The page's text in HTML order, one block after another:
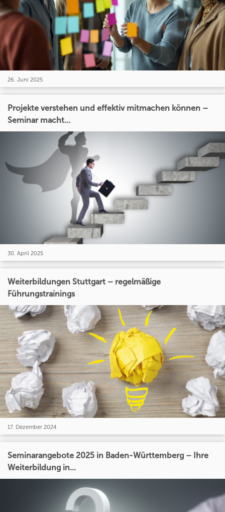
26. Juni 2025
Projekte verstehen und effektiv mitmachen können –
Seminar macht...
30. April 2025
Weiterbildungen Stuttgart – regelmäßige
Führungstrainings
17. Dezember 2024
Seminarangebote 2025 in Baden-Württemberg – Ihre
Weiterbildung in...